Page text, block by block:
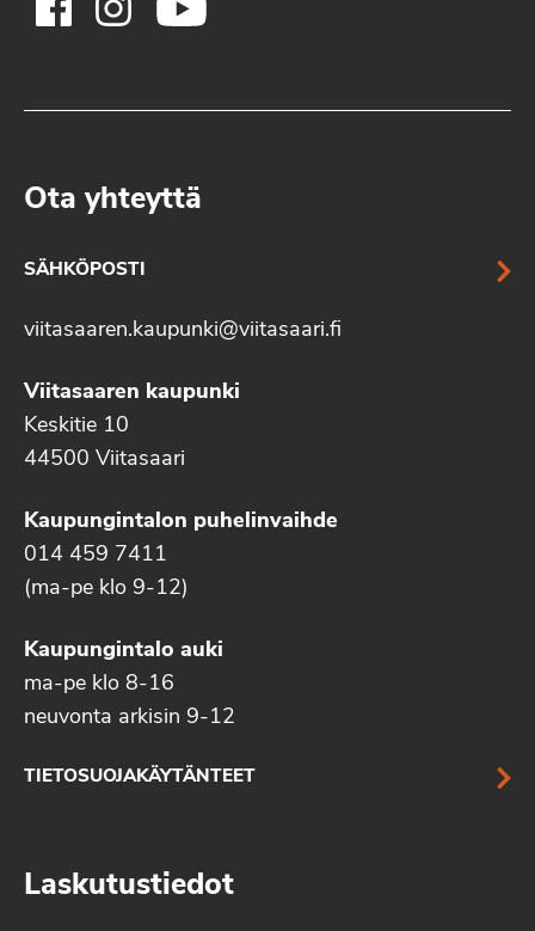
Ota yhteyttä
SÄHKÖPOSTI
viitasaaren.kaupunki@viitasaari.fi
Viitasaaren kaupunki
Keskitie 10
44500 Viitasaari
Kaupungintalon puhelinvaihde
014 459 7411
(ma-pe klo 9-12)
Kaupungintalo auki
ma-pe klo 8-16
neuvonta arkisin 9-12
TIETOSUOJAKÄYTÄNTEET
Laskutustiedot